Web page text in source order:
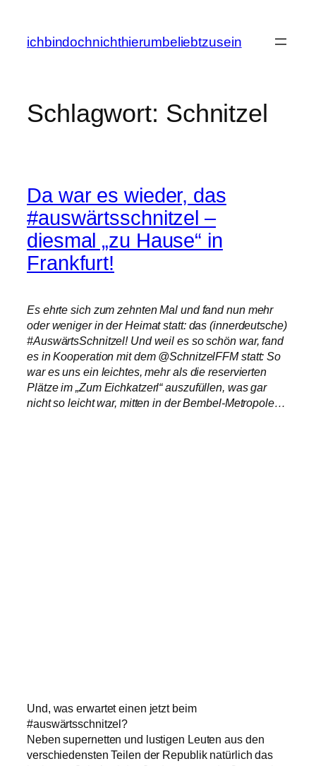
springen
ichbindochnichthierumbeliebtzusein
Schlagwort: Schnitzel
Da war es wieder, das
#auswärtsschnitzel –
diesmal „zu Hause“ in
Frankfurt!
Es ehrte sich zum zehnten Mal und fand nun mehr
oder weniger in der Heimat statt: das (innerdeutsche)
#AuswärtsSchnitzel! Und weil es so schön war, fand
es in Kooperation mit dem @SchnitzelFFM statt: So
war es uns ein leichtes, mehr als die reservierten
Plätze im „Zum Eichkatzerl“ auszufüllen, was gar
nicht so leicht war, mitten in der Bembel-Metropole…
Und, was erwartet einen jetzt beim
#auswärtsschnitzel?
Neben supernetten und lustigen Leuten aus den
verschiedensten Teilen der Republik natürlich das